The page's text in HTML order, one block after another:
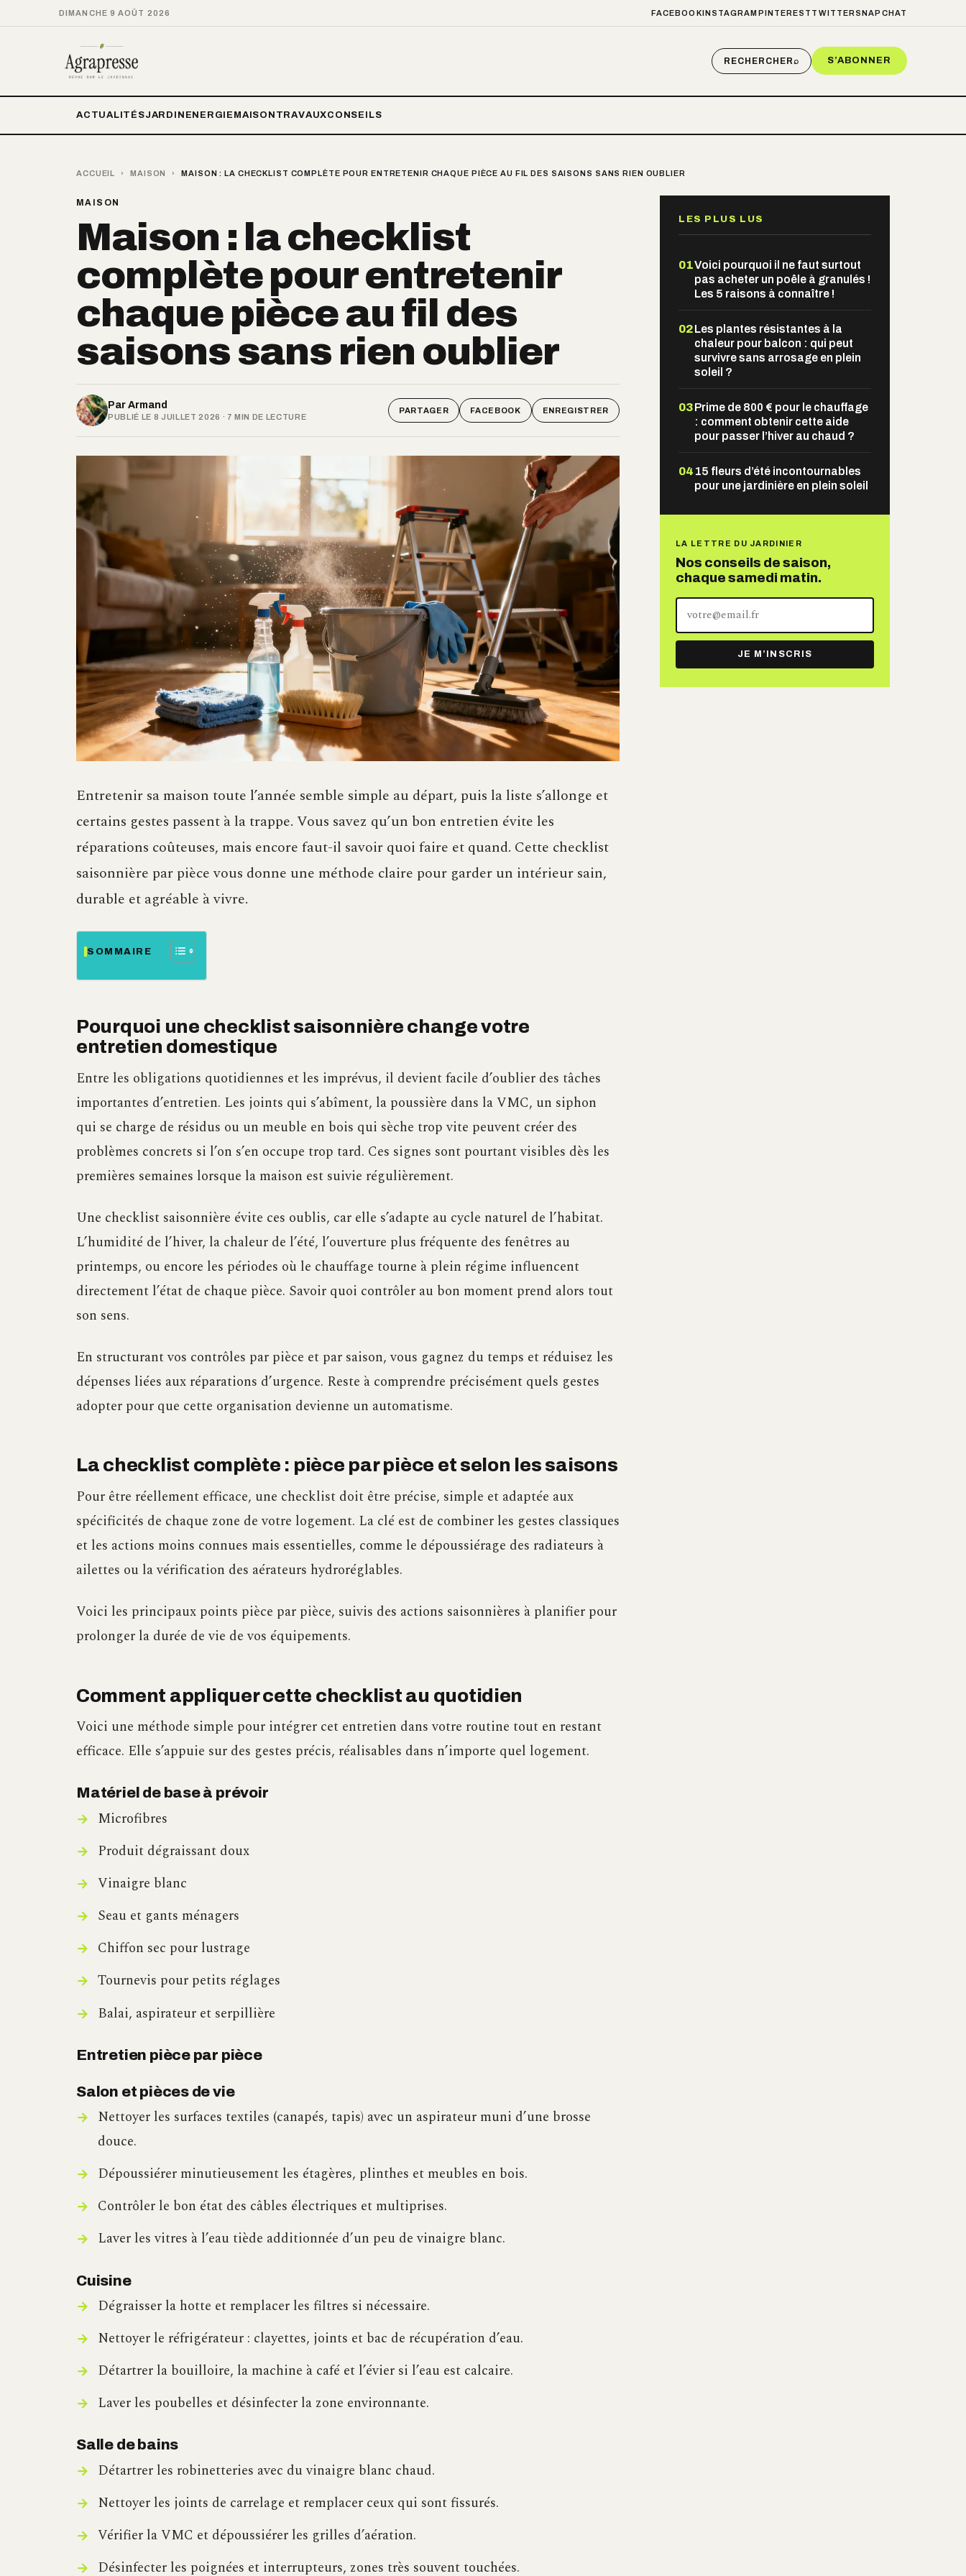
DIMANCHE 9 AOÛT 2026 FACEBOOKINSTAGRAM PINTEREST TWITTER SNAPCHAT
RECHERCHER⌕ S’ABONNER
ACTUALITÉSJARDIN ENERGIE MAISON TRAVAUXCONSEILS
ACCUEIL › MAISON › MAISON : LA CHECKLIST COMPLÈTE POUR ENTRETENIR CHAQUE PIÈCE AU FIL DES SAISONS SANS RIEN OUBLIER
MAISON
Maison : la checklist
complète pour entretenir
chaque pièce au fil des
saisons sans rien oublier
Par Armand
PUBLIÉ LE 8 JUILLET 2026 · 7 MIN DE LECTURE
PARTAGER FACEBOOK ENREGISTRER
Entretenir sa maison toute l’année semble simple au départ, puis la liste s’allonge et
certains gestes passent à la trappe. Vous savez qu’un bon entretien évite les
réparations coûteuses, mais encore faut-il savoir quoi faire et quand. Cette checklist
saisonnière par pièce vous donne une méthode claire pour garder un intérieur sain,
durable et agréable à vivre.
SOMMAIRE
Pourquoi une checklist saisonnière change votre
entretien domestique
Entre les obligations quotidiennes et les imprévus, il devient facile d’oublier des tâches
importantes d’entretien. Les joints qui s’abîment, la poussière dans la VMC, un siphon
qui se charge de résidus ou un meuble en bois qui sèche trop vite peuvent créer des
problèmes concrets si l’on s’en occupe trop tard. Ces signes sont pourtant visibles dès les
premières semaines lorsque la maison est suivie régulièrement.
Une checklist saisonnière évite ces oublis, car elle s’adapte au cycle naturel de l’habitat.
L’humidité de l’hiver, la chaleur de l’été, l’ouverture plus fréquente des fenêtres au
printemps, ou encore les périodes où le chauffage tourne à plein régime influencent
directement l’état de chaque pièce. Savoir quoi contrôler au bon moment prend alors tout
son sens.
En structurant vos contrôles par pièce et par saison, vous gagnez du temps et réduisez les
dépenses liées aux réparations d’urgence. Reste à comprendre précisément quels gestes
adopter pour que cette organisation devienne un automatisme.
La checklist complète : pièce par pièce et selon les saisons
Pour être réellement efficace, une checklist doit être précise, simple et adaptée aux
spécificités de chaque zone de votre logement. La clé est de combiner les gestes classiques
et les actions moins connues mais essentielles, comme le dépoussiérage des radiateurs à
ailettes ou la vérification des aérateurs hydroréglables.
Voici les principaux points pièce par pièce, suivis des actions saisonnières à planifier pour
prolonger la durée de vie de vos équipements.
Comment appliquer cette checklist au quotidien
Voici une méthode simple pour intégrer cet entretien dans votre routine tout en restant
efficace. Elle s’appuie sur des gestes précis, réalisables dans n’importe quel logement.
Matériel de base à prévoir
Microfibres
Produit dégraissant doux
Vinaigre blanc
Seau et gants ménagers
Chiffon sec pour lustrage
Tournevis pour petits réglages
Balai, aspirateur et serpillière
Entretien pièce par pièce
Salon et pièces de vie
Nettoyer les surfaces textiles (canapés, tapis) avec un aspirateur muni d’une brosse
douce.
Dépoussiérer minutieusement les étagères, plinthes et meubles en bois.
Contrôler le bon état des câbles électriques et multiprises.
Laver les vitres à l’eau tiède additionnée d’un peu de vinaigre blanc.
Cuisine
Dégraisser la hotte et remplacer les filtres si nécessaire.
Nettoyer le réfrigérateur : clayettes, joints et bac de récupération d’eau.
Détartrer la bouilloire, la machine à café et l’évier si l’eau est calcaire.
Laver les poubelles et désinfecter la zone environnante.
Salle de bains
Détartrer les robinetteries avec du vinaigre blanc chaud.
Nettoyer les joints de carrelage et remplacer ceux qui sont fissurés.
Vérifier la VMC et dépoussiérer les grilles d’aération.
Désinfecter les poignées et interrupteurs, zones très souvent touchées.
LES PLUS LUS
01Voici pourquoi il ne faut surtout
pas acheter un poêle à granulés !
Les 5 raisons à connaître !
02Les plantes résistantes à la
chaleur pour balcon : qui peut
survivre sans arrosage en plein
soleil ?
03Prime de 800 € pour le chauffage
: comment obtenir cette aide
pour passer l’hiver au chaud ?
04 15 fleurs d’été incontournables
pour une jardinière en plein soleil
LA LETTRE DU JARDINIER
Nos conseils de saison,
chaque samedi matin.
adresse
mail
JE M’INSCRIS